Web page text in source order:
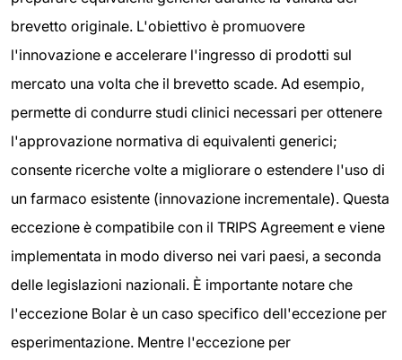
brevetto originale. L'obiettivo è promuovere
l'innovazione e accelerare l'ingresso di prodotti sul
mercato una volta che il brevetto scade. Ad esempio,
permette di condurre studi clinici necessari per ottenere
l'approvazione normativa di equivalenti generici;
consente ricerche volte a migliorare o estendere l'uso di
un farmaco esistente (innovazione incrementale). Questa
eccezione è compatibile con il TRIPS Agreement e viene
implementata in modo diverso nei vari paesi, a seconda
delle legislazioni nazionali. È importante notare che
l'eccezione Bolar è un caso specifico dell'eccezione per
esperimentazione. Mentre l'eccezione per